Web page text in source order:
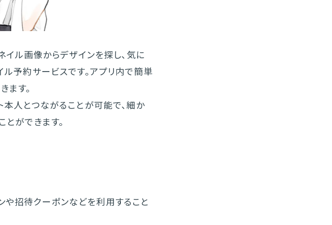
ル画像からデザインを探し、気に
予約サービスです。アプリ内で簡単
ます。
人とつながることが可能で、細か
ができます。
や招待クーポンなどを利用すること